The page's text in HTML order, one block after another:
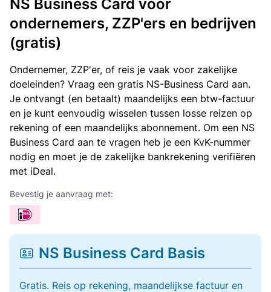
NS Business Card voor
ondernemers, ZZP'ers en bedrijven
(gratis)
Ondernemer, ZZP'er, of reis je vaak voor zakelijke
doeleinden? Vraag een gratis NS-Business Card aan.
Je ontvangt (en betaalt) maandelijks een btw-factuur
en je kunt eenvoudig wisselen tussen losse reizen op
rekening of een maandelijks abonnement. Om een NS
Business Card aan te vragen heb je een KvK-nummer
nodig en moet je de zakelijke bankrekening verifiëren
met iDeal.
Bevestig je aanvraag met:
NS Business Card Basis
Gratis. Reis op rekening, maandelijkse factuur en